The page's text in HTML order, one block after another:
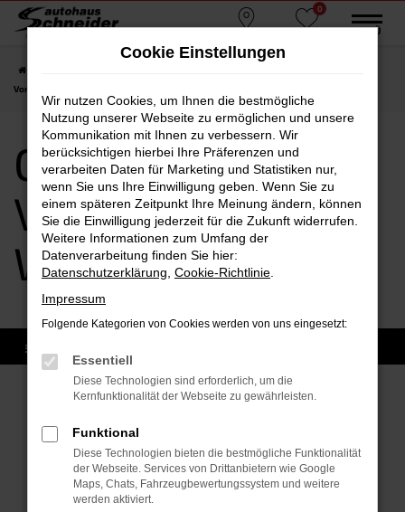
Zum
0
MENÜ
Vorführwagen Waldkraiburg
CUPRA Ateca
Vorführwagen
Waldkraiburg
Fehler: Network Error
Beim Laden ist ein Fehler aufgetreten.
Hier sind ein paar Tipps, die dir helfen können:
Cookie Einstellungen
Wir nutzen Cookies, um Ihnen die bestmögliche
Nutzung unserer Webseite zu ermöglichen und unsere
Kommunikation mit Ihnen zu verbessern. Wir
berücksichtigen hierbei Ihre Präferenzen und
verarbeiten Daten für Marketing und Statistiken nur,
wenn Sie uns Ihre Einwilligung geben. Wenn Sie zu
einem späteren Zeitpunkt Ihre Meinung ändern, können
Sie die Einwilligung jederzeit für die Zukunft widerrufen.
Weitere Informationen zum Umfang der
Datenverarbeitung finden Sie hier:
Datenschutzerklärung Cookie-Richtlinie
Impressum
Folgende Kategorien von Cookies werden von uns eingesetzt:
Essentiell
Diese Technologien sind erforderlich, um die
Kernfunktionalität der Webseite zu gewährleisten.
Funktional
Diese Technologien bieten die bestmögliche Funktionalität
der Webseite. Services von Drittanbietern wie Google
Maps, Chats, Fahrzeugbewertungssystem und weitere
werden aktiviert.